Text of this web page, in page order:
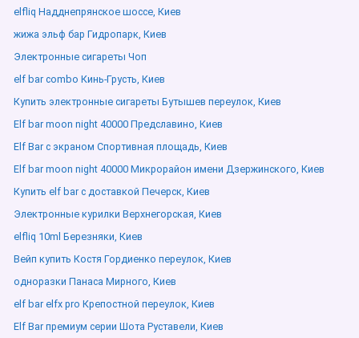
elfliq Надднепрянское шоссе, Киев
жижа эльф бар Гидропарк, Киев
Электронные сигареты Чоп
elf bar combo Кинь-Грусть, Киев
Купить электронные сигареты Бутышев переулок, Киев
Elf bar moon night 40000 Предславино, Киев
Elf Bar с экраном Спортивная площадь, Киев
Elf bar moon night 40000 Микрорайон имени Дзержинского, Киев
Купить elf bar с доставкой Печерск, Киев
Электронные курилки Верхнегорская, Киев
elfliq 10ml Березняки, Киев
Вейп купить Костя Гордиенко переулок, Киев
одноразки Панаса Мирного, Киев
elf bar elfx pro Крепостной переулок, Киев
Elf Bar премиум серии Шота Руставели, Киев